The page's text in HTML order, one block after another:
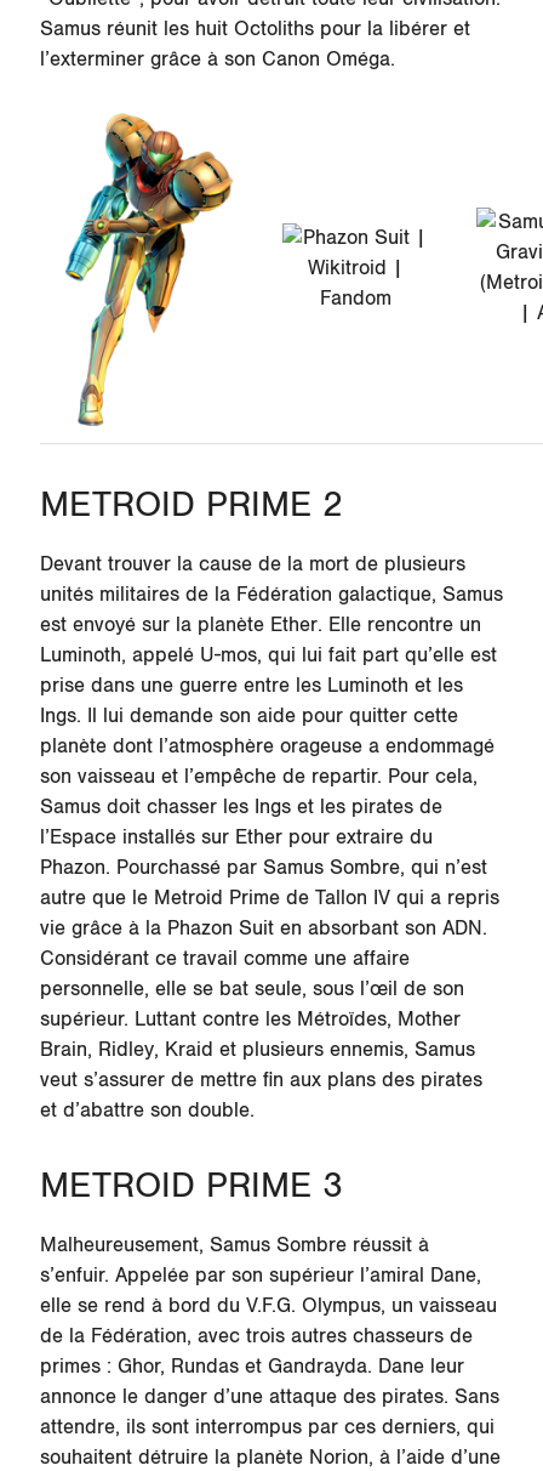
Samus réunit les huit Octoliths pour la libérer et
l’exterminer grâce à son Canon Oméga.
METROID PRIME 2
Devant trouver la cause de la mort de plusieurs
unités militaires de la Fédération galactique, Samus
est envoyé sur la planète Ether. Elle rencontre un
Luminoth, appelé U-mos, qui lui fait part qu’elle est
prise dans une guerre entre les Luminoth et les
Ings. Il lui demande son aide pour quitter cette
planète dont l’atmosphère orageuse a endommagé
son vaisseau et l’empêche de repartir. Pour cela,
Samus doit chasser les Ings et les pirates de
l’Espace installés sur Ether pour extraire du
Phazon. Pourchassé par Samus Sombre, qui n’est
autre que le Metroid Prime de Tallon IVqui a repris
vie grâce à la Phazon Suit en absorbant son ADN.
Considérant ce travail comme une affaire
personnelle, elle se bat seule, sous l’œil de son
supérieur. Luttant contre les Métroïdes, Mother
Brain, Ridley, Kraid et plusieurs ennemis, Samus
veut s’assurer de mettre fin aux plans des pirates
et d’abattre son double.
METROID PRIME 3
Malheureusement, Samus Sombre réussit à
s’enfuir. Appelée par son supérieur l’amiral Dane,
elle se rend à bord du V.F.G. Olympus, un vaisseau
de la Fédération, avec trois autres chasseurs de
primes : Ghor, Rundas et Gandrayda. Dane leur
annonce le danger d’une attaque des pirates. Sans
attendre, ils sont interrompus par ces derniers, qui
souhaitent détruire la planète Norion, à l’aide d’une